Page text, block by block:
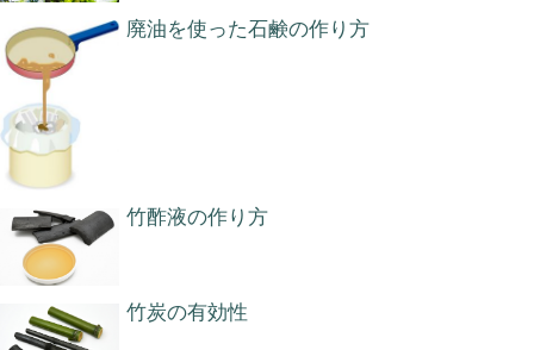
廃油を使った石鹸の作り方
竹酢液の作り方
竹炭の有効性